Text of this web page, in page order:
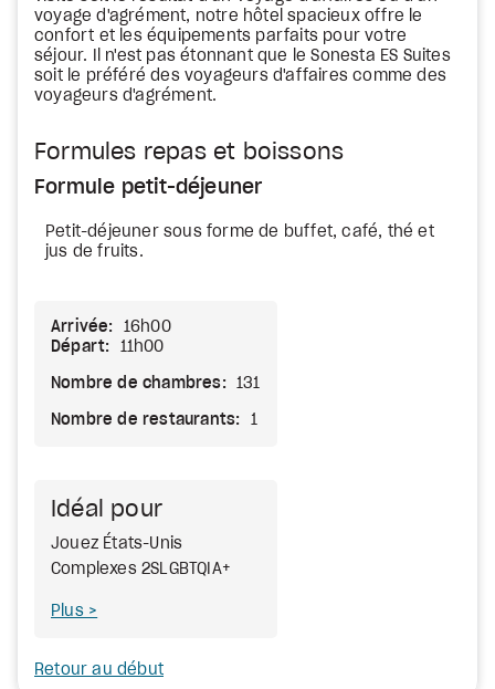
voyage d'agrément, notre hôtel spacieux offre le
confort et les équipements parfaits pour votre
séjour. Il n'est pas étonnant que le Sonesta ES Suites
soit le préféré des voyageurs d'affaires comme des
voyageurs d'agrément.
Formules repas et boissons
Formule petit-déjeuner
Petit-déjeuner sous forme de buffet, café, thé et
jus de fruits.
Arrivée:
16h00
Départ:
11h00
Nombre de chambres: 131
Nombre de restaurants: 1
Idéal pour
Jouez États-Unis
Complexes 2SLGBTQIA+
Plus
Retour au début